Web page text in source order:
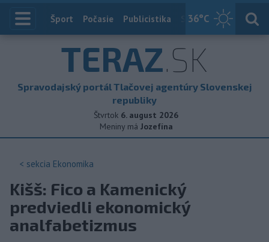
36°C
Index
Šport Počasie Publicistika Slovensko
TERAZ.SK
Spravodajský portál Tlačovej agentúry Slovenskej
republiky
Štvrtok 6. august 2026
Meniny má Jozefína
< sekcia Ekonomika
Kišš: Fico a Kamenický
predviedli ekonomický
analfabetizmus